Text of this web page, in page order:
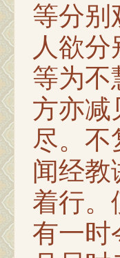
等分别
人欲
等为不
方亦减
尽。不
闻经教
着行。
有一时